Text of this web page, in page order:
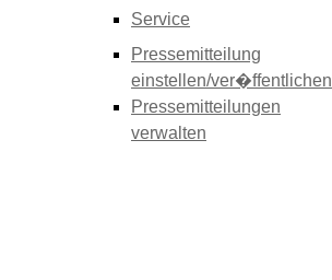
Service
Pressemitteilung
einstellen/ver�ffentlichen
Pressemitteilungen
verwalten